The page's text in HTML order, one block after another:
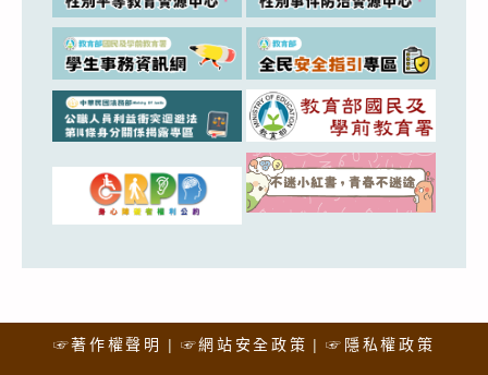
☞著作權聲明 ☞網站安全政策 ☞隱私權政策